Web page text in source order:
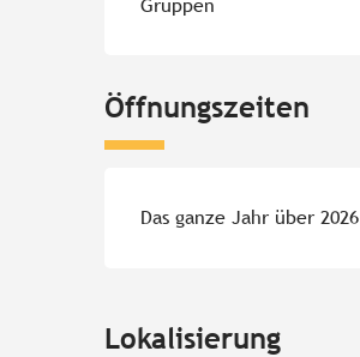
Gruppen
Öffnungszeiten
Das ganze Jahr über 2026
Lokalisierung